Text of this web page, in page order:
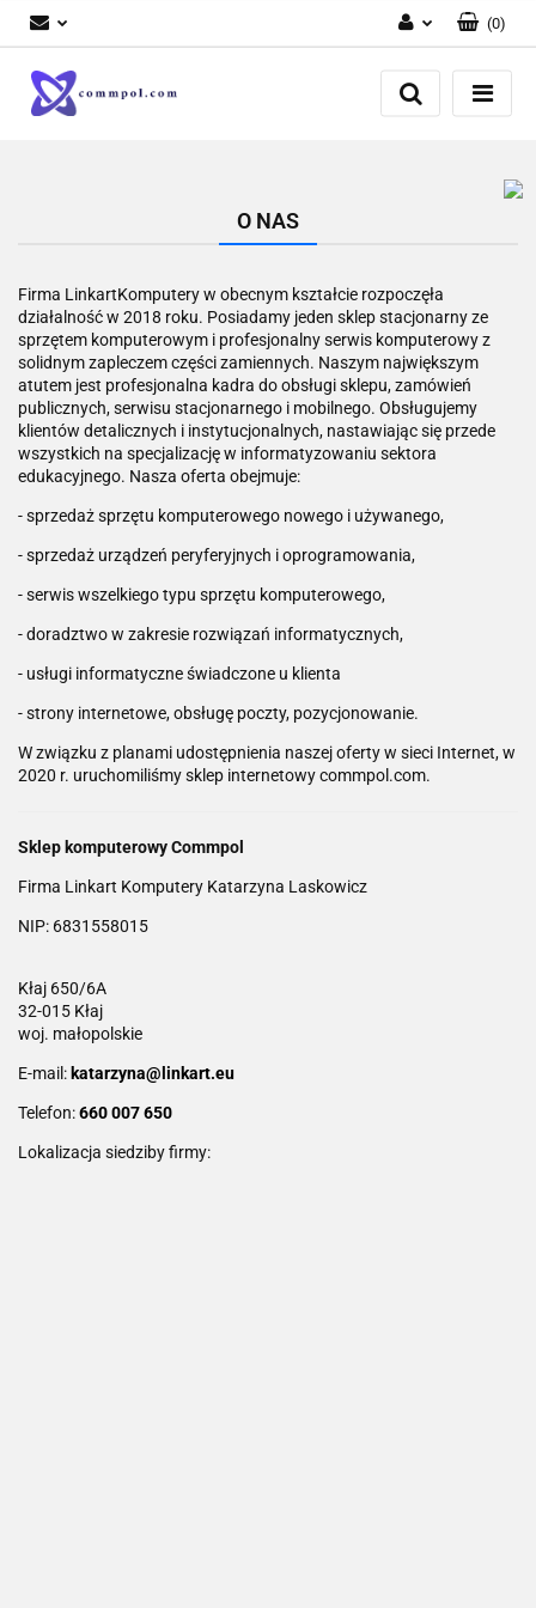
Zaloguj się
Zarejestruj się
(0)
O NAS
Firma LinkartKomputery w obecnym kształcie rozpoczęła
działalność w 2018 roku. Posiadamy jeden sklep stacjonarny ze
sprzętem komputerowym i profesjonalny serwis komputerowy z
solidnym zapleczem części zamiennych. Naszym największym
atutem jest profesjonalna kadra do obsługi sklepu, zamówień
publicznych, serwisu stacjonarnego i mobilnego. Obsługujemy
klientów detalicznych i instytucjonalnych, nastawiając się przede
wszystkich na specjalizację w informatyzowaniu sektora
edukacyjnego. Nasza oferta obejmuje:
- sprzedaż sprzętu komputerowego nowego i używanego,
- sprzedaż urządzeń peryferyjnych i oprogramowania,
- serwis wszelkiego typu sprzętu komputerowego,
- doradztwo w zakresie rozwiązań informatycznych,
- usługi informatyczne świadczone u klienta
- strony internetowe, obsługę poczty, pozycjonowanie.
W związku z planami udostępnienia naszej oferty w sieci Internet, w
2020 r. uruchomiliśmy sklep internetowy commpol.com.
Sklep komputerowy Commpol
Firma Linkart Komputery Katarzyna Laskowicz
NIP: 6831558015
Kłaj 650/6A
32-015 Kłaj
woj. małopolskie
E-mail:katarzyna@linkart.eu
Telefon:660 007 650
Lokalizacja siedziby firmy: